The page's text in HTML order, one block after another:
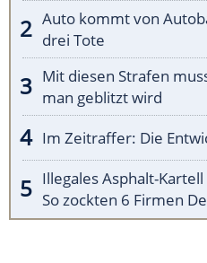
Auto kommt von
drei Tote
Mit diesen Strafen
man geblitzt wird
Im Zeitraffer: Die
Illegales Asphalt-
So zockten 6 Firmen